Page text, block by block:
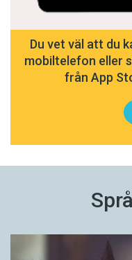
Du vet väl att du
mobiltelefon eller
från App